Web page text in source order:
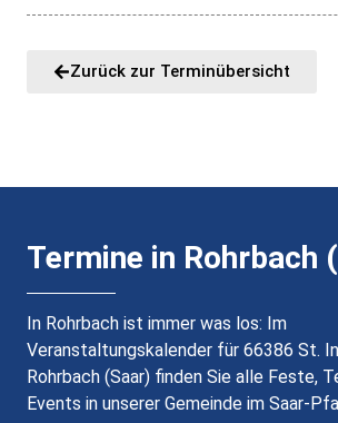
Impressum
Zurück zur Terminübersicht
Termine in Rohrbach
In Rohrbach ist immer was los: Im
Veranstaltungskalender für 66386 St.
Rohrbach (Saar) finden Sie alle Feste,
Events in unserer Gemeinde im Saar-